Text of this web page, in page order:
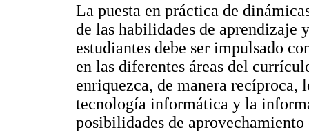
La puesta en práctica de
de las habilidades de aprendizaje
estudiantes debe ser impulsado
en las diferentes áreas del
enriquezca, de manera recíproca,
tecnología informática y la
posibilidades de aprovechamiento